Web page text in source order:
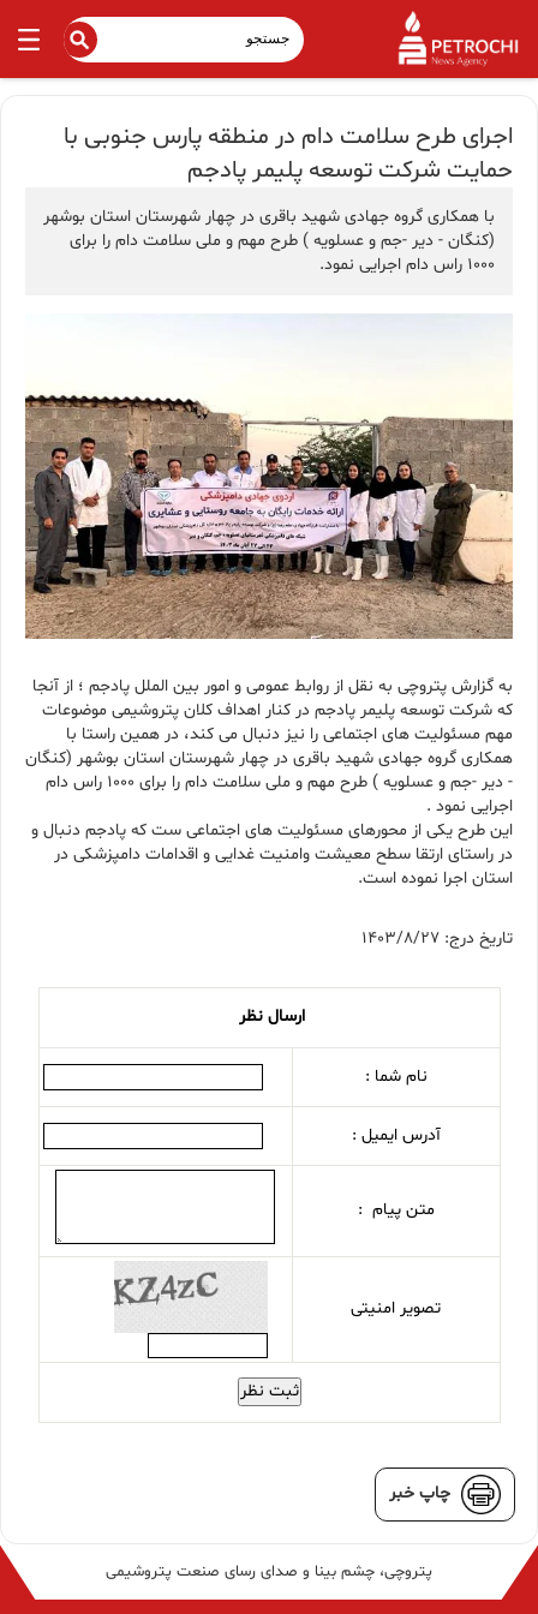
اجرای طرح سلامت دام در منطقه پارس جنوبی با
حمایت شرکت توسعه پلیمر پادجم
با همکاری گروه جهادی شهید باقری در چهار شهرستان استان بوشهر
(کنگان - دیر -جم و عسلویه ) طرح مهم و ملی سلامت دام را برای
۱۰۰۰ راس دام اجرایی نمود.
به گزارش پتروچی به نقل از روابط عمومی و امور بین الملل پادجم ؛ از آنجا
که شرکت توسعه پلیمر پادجم در کنار اهداف کلان پتروشیمی موضوعات
مهم مسئولیت های اجتماعی را نیز دنبال می کند، در همین راستا با
همکاری گروه جهادی شهید باقری در چهار شهرستان استان بوشهر (کنگان
- دیر -جم و عسلویه ) طرح مهم و ملی سلامت دام را برای ۱۰۰۰ راس دام
اجرایی نمود .
این طرح یکی از محورهای مسئولیت های اجتماعی ست که پادجم دنبال و
در راستای ارتقا سطح معیشت وامنیت غدایی و اقدامات دامپزشکی در
استان اجرا نموده است.
تاریخ درج: 1403/8/27
ارسال نظر
نام شما :
آدرس ایمیل :
متن پیام :
تصویر امنیتی
ثبت نظر
چاپ خبر
پتروچی، چشم بینا و صدای رسای صنعت پتروشیمی